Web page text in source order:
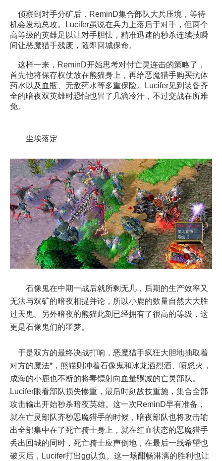
侦察到对手分矿后，ReminD集合部队大兵压境，等待
机会发动总攻。Lucifer虽说在兵力上落后于对手，但两个
高等级的英雄足以让对手胆怯，精准迅速的秒杀连续技瞬
间让恶魔猎手残废，随即回城保命。
这样一来，ReminD开始思考对付亡灵连击的策略了，
首先他将保存权仗放在熊猫身上，再给恶魔猎手购买抗体
药水以及血瓶、无敌药水等多重保险。Lucifer见到装备齐
全的暗夜双英雄时恐怕也冒了几滴冷汗，不过交战在所难
免。
尘埃落定
石像鬼在中期一战后就所剩无几，后期的生产效率又
无法与双矿的暗夜相提并论，所以小鹿的数量自然大大胜
过天鬼。另外暗夜的熊猫此刻已经拥有了很高的等级，这
更是石像鬼们的噩梦。
于是双方的最终决战打响，恶魔猎手疯狂大胆地抽取着
对方的魔法*，熊猫则冲着石像鬼和冰龙洒烈酒、喷怒火，
成海的小鹿也不断的将毒镖射向血量骤减的亡灵部队。
Lucifer眼看部队损失惨重，最后时刻故技重施，集合全部
攻击输出开始秒杀暗夜英雄。这一次ReminD早有准备，
就在亡灵部队齐秒恶魔猎手的时候，暗夜部队也将攻击输
出全部集中在了死亡骑士身上，就在红血状态的恶魔猎手
丢出回城的同时，死亡骑士应声倒地，在最后一线希望也
破灭后，Lucifer打出gg认负。这一场酣畅淋漓的胜利也让